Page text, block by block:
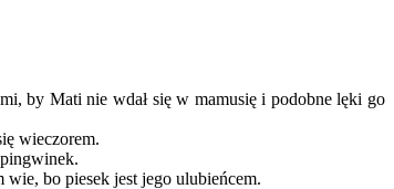
by Mati nie wdał się w mamusię i podobne lęki go
wieczorem.
bo piesek jest jego ulubieńcem.